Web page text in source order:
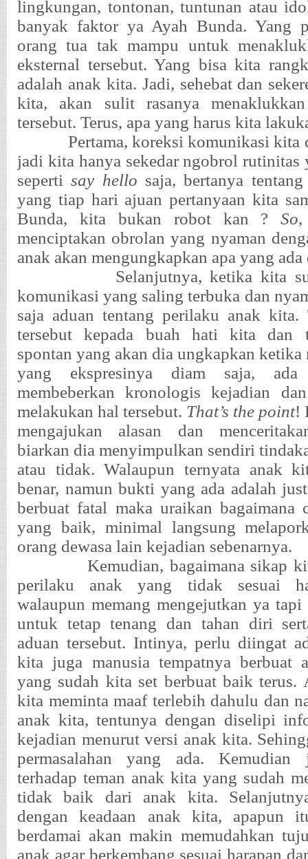
lingkungan, tontonan, tuntunan atau
banyak faktor ya Ayah Bunda. Yang
orang tua tak mampu untuk
eksternal tersebut. Yang bisa kita
adalah anak kita. Jadi, sehebat dan
kita, akan sulit rasanya
tersebut. Terus, apa yang harus kita
Pertama, koreksi komunikasi kita
jadi kita hanya sekedar ngobrol rutinitas
sepertisay hello saja, bertanya
yang tiap hari ajuan pertanyaan kita
Bunda, kita bukan robot kan ?So,
menciptakan obrolan yang nyaman
anak akan mengungkapkan apa yang
Selanjutnya, ketika kita
komunikasi yang saling terbuka dan
saja aduan tentang perilaku anak kita.
tersebut kepada buah hati kita dan
spontan yang akan dia ungkapkan ketika
yang ekspresinya diam saja, ada
membeberkan kronologis kejadian
melakukan hal tersebut. That’s the point!
mengajukan alasan dan
biarkan dia menyimpulkan sendiri
atau tidak. Walaupun ternyata anak
benar, namun bukti yang ada adalah
berbuat fatal maka uraikan bagaimana
yang baik, minimal langsung
orang dewasa lain kejadian sebenarnya.
Kemudian, bagaimana sikap
perilaku anak yang tidak sesuai
walaupun memang mengejutkan ya
untuk tetap tenang dan tahan diri
aduan tersebut. Intinya, perlu diingat
kita juga manusia tempatnya berbuat
yang sudah kita set berbuat baik terus.
kita meminta maaf terlebih dahulu dan
anak kita, tentunya dengan diselipi
kejadian menurut versi anak kita.
permasalahan yang ada. Kemudian
terhadap teman anak kita yang sudah
tidak baik dari anak kita.
dengan keadaan anak kita, apapun
berdamai akan makin memudahkan
anak agar berkembang sesuai harapan